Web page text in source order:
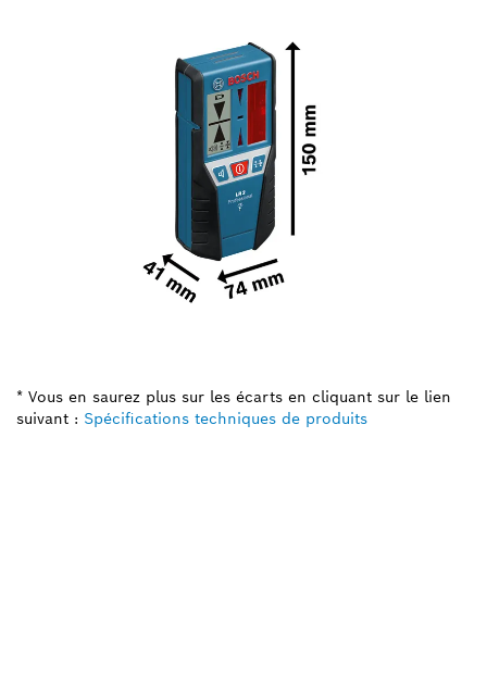
* Vous en saurez plus sur les écarts en cliquant sur le lien
suivant : Spécifications techniques de produits